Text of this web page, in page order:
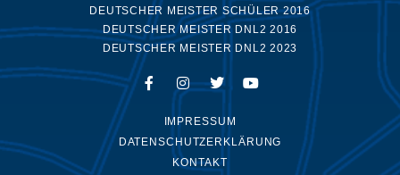
DEUTSCHER MEISTER SCHÜLER 2016
DEUTSCHER MEISTER DNL2 2016
DEUTSCHER MEISTER DNL2 2023
IMPRESSUM
DATENSCHUTZERKLÄRUNG
KONTAKT